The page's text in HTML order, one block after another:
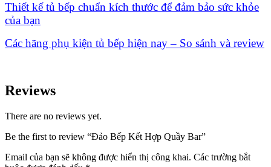
Thiết kế tủ bếp chuẩn kích thước để đảm bảo sức khỏe
của bạn
Các hãng phụ kiện tủ bếp hiện nay – So sánh và review
Reviews
There are no reviews yet.
Be the first to review “Đảo Bếp Kết Hợp Quầy Bar”
Email của bạn sẽ không được hiển thị công khai. Các trường bắt